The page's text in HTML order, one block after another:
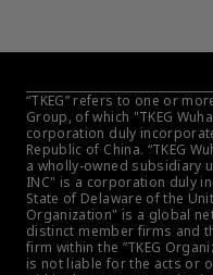
“TKEG” refers to one or
Group, of which "TKEG
corporation duly
Republic of China. “TKEG
a wholly-owned subsidiary
INC" is a corporation duly
State of Delaware of the
Organization" is a global
distinct member firms and
firm within the ”TKEG
is not liable for the acts or